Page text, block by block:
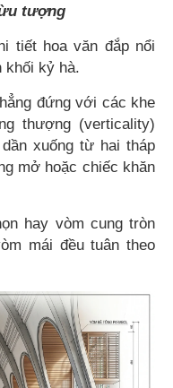
tượng
tiết hoa văn đắp nổi
khối kỷ hà.
đứng với các khe
thượng (verticality)
xuống từ hai tháp
mở hoặc chiếc khăn
hay vòm cung tròn
mái đều tuân theo